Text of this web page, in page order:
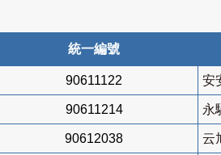
統一編號
90611122 安
90611214 永
90612038 云